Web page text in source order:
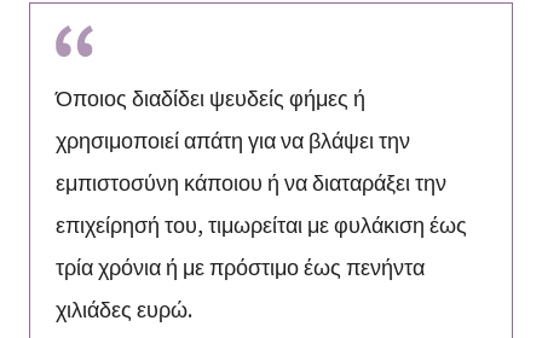
Όποιος διαδίδει ψευδείς φήμες ή
χρησιμοποιεί απάτη για να βλάψει την
εμπιστοσύνη κάποιου ή να διαταράξει την
επιχείρησή του, τιμωρείται με φυλάκιση έως
τρία χρόνια ή με πρόστιμο έως πενήντα
χιλιάδες ευρώ.